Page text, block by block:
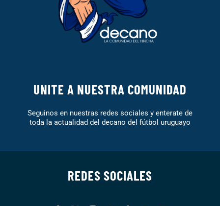
UNITE A NUESTRA COMUNIDAD
Seguinos en nuestras redes sociales y enterate de
toda la actualidad del decano del fútbol uruguayo
REDES SOCIALES